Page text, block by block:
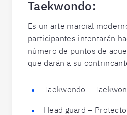
Taekwondo:
Es un arte marcial
participantes intentarán
número de puntos de
que darán a su
Taekwondo –
Head guard –